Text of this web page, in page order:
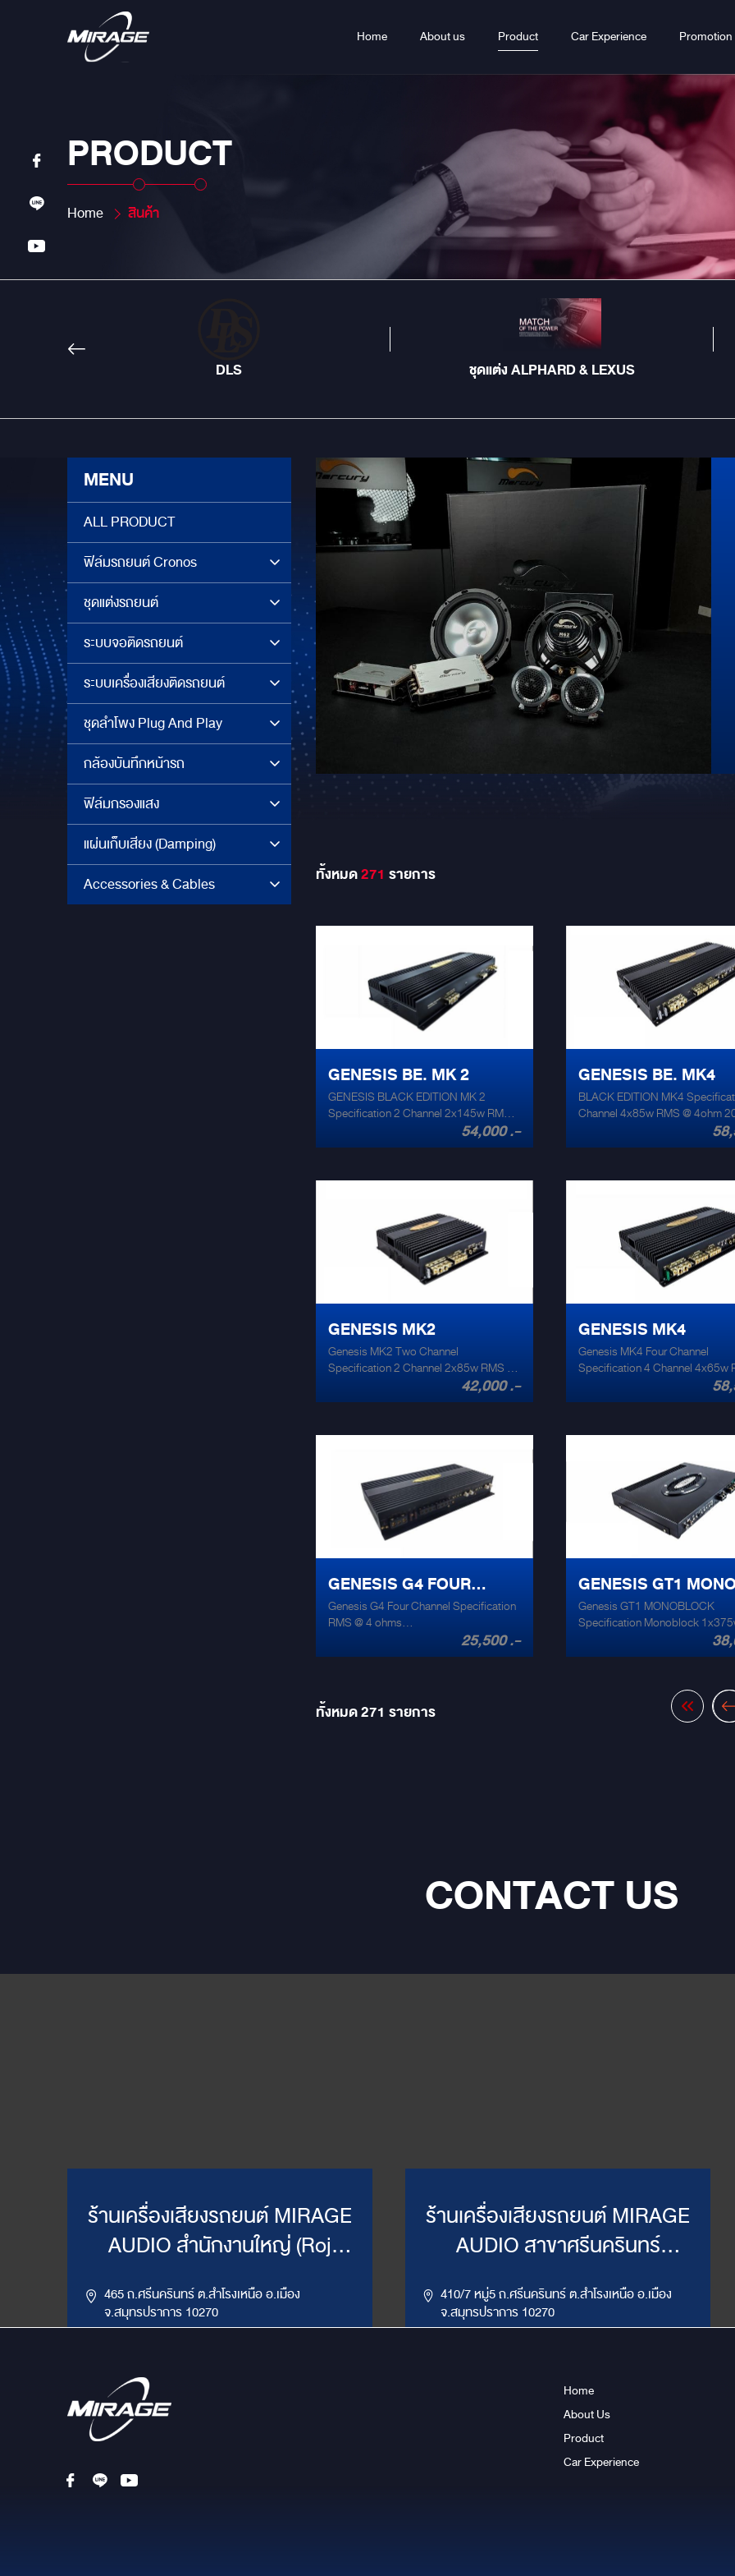
Home About us Product Car Experience Promotion
PRODUCT
Home สินค้า
DLS ชุดแต่ง ALPHARD & LEXUS
MENU
ALL PRODUCT
ฟิล์มรถยนต์ Cronos
ชุดแต่งรถยนต์
ระบบจอติดรถยนต์
ระบบเครื่องเสียงติดรถยนต์
ชุดลำโพง Plug And Play
กล้องบันทึกหน้ารถ
ฟิล์มกรองแสง
แผ่นเก็บเสียง (Damping)
Accessories & Cables
ทั้งหมด271 รายการ
GENESIS BE. MK 2
GENESIS BLACK EDITION MK 2
Specification 2 Channel 2x145w RMS
@ 2ohm HPF 10 hz - 190 hz 1x480w
+noise @ rated output 0.1% Size
amp draw 58 amps Input sensitivity 0.3-
54,000 .-
GENESIS BE. MK4
BLACK EDITION MK4
Channel 4x85w RMS @ 4ohm 20hz -
10 hz - 190 hz 2x280w RMS @ 4ohm
output 0.1% Size 360mm x 210mm x
Input sensitivity 0.3-5v
GENESIS MK2
Genesis MK2 Two Channel
Specification 2 Channel 2x85w RMS @
2ohm HPF 15 hz - 200 hz 1x275w RMS
@ rated output 0.1% Size 200mm x
amps Input sensitivity 0.3-5v
42,000 .-
GENESIS MK4
Genesis MK4 Four Channel
Specification 4 Channel 4x65w RMS @
2ohm HPF 15 hz - 195 hz 2x210w RMS
rated output 0.1% Size 300mm x
noise ratio 110db Max amp draw 45
amps Input sensitivity 0.3-5v
GENESIS G4 FOUR
CHANNEL
Genesis G4 Four Channel Specification
RMS @ 4 ohms
ohms 4x200Watts Frequency
25,500 .-
GENESIS GT1
BLOCK
Genesis GT1 MONOBLOCK
Specification Monoblock 1x375w RMS
@ 2ohm HPF 20 hz - 200 hz LPF 50 hz -
ทั้งหมด271 รายการ
CONTACT US
ร้านเครื่องเสียงรถยนต์ MIRAGE
AUDIO สำนักงานใหญ่ (Roj
465 ถ.ศรีนครินทร์ ต.สำโรงเหนือ อ.เมือง
จ.สมุทรปราการ 10270
LINE ID : @mirageaudio
ร้านเครื่องเสียงรถยนต์ MIRAGE
AUDIO สาขาศรีนครินทร์
410/7 หมู่5 ถ.ศรีนครินทร์ ต.สำโรงเหนือ อ.เมือง
จ.สมุทรปราการ 10270
Get Direction
Home
About Us
Product
Car Experience